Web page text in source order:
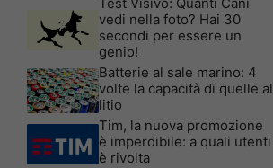
vedi nella foto? Hai 30
secondi per essere un
genio!
Batterie al sale marino: 4
volte la capacità di quelle al
litio
Tim, la nuova promozione
è imperdibile: a quali utenti
è rivolta